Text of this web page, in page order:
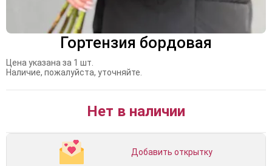
Гортензия бордовая
Цена указана за 1 шт.
Наличие, пожалуйста, уточняйте.
Нет в наличии
Добавить открытку